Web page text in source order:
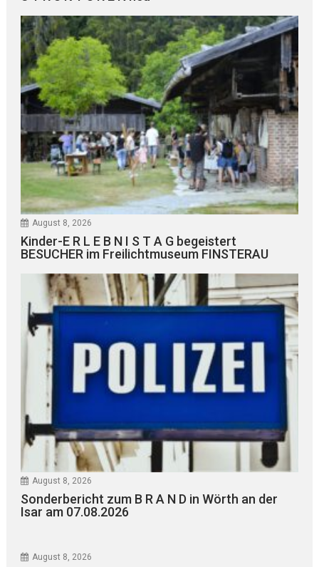
August 8, 2026
Kinder-E R L E B N I S T A G begeistert
BESUCHER im Freilichtmuseum FINSTERAU
August 8, 2026
Sonderbericht zum B R A N D in Wörth an der
Isar am 07.08.2026
August 8, 2026